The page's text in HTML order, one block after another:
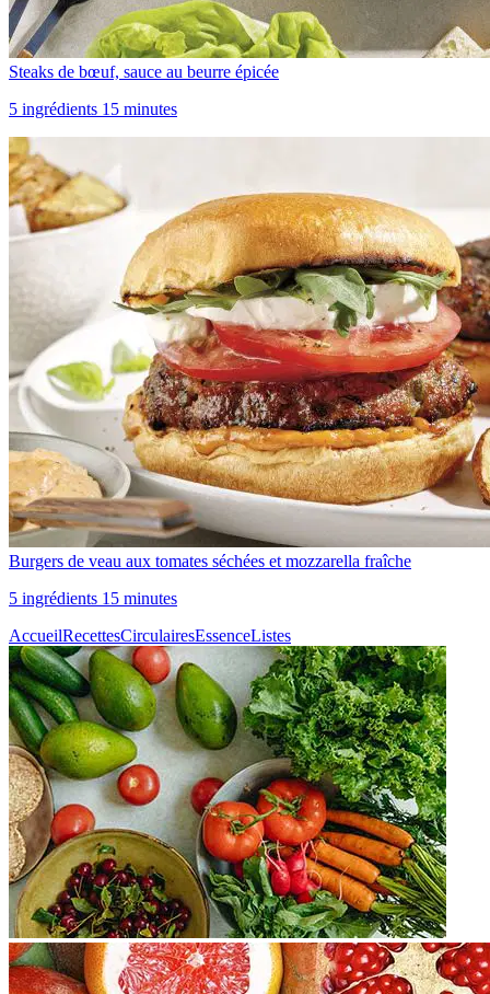
Steaks de bœuf, sauce au beurre épicée
5 ingrédients 15 minutes
Burgers de veau aux tomates séchées et mozzarella fraîche
5 ingrédients 15 minutes
AccueilRecettesCirculairesEssenceListes